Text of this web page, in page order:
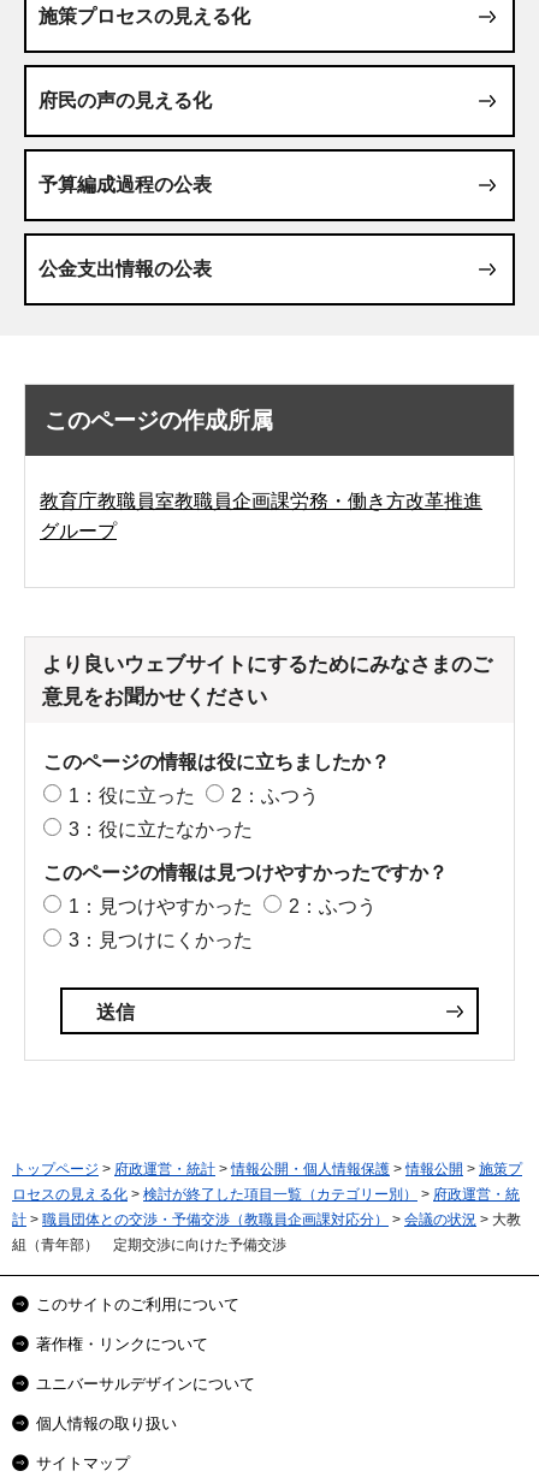
施策プロセスの見える化
府民の声の見える化
予算編成過程の公表
公金支出情報の公表
このページの作成所属
教育庁教職員室教職員企画課労務・働き方改革推進
グループ
より良いウェブサイトにするためにみなさまのご
意見をお聞かせください
このページの情報は役に立ちましたか？
1：役に立った
2：ふつう
3：役に立たなかった
このページの情報は見つけやすかったですか？
1：見つけやすかった
2：ふつう
3：見つけにくかった
トップページ > 府政運営・統計 >情報公開・個人情報保護 >情報公開 > 施策プ
ロセスの見える化 > 検討が終了した項目一覧（カテゴリー別） > 府政運営・統
計 > 職員団体との交渉・予備交渉（教職員企画課対応分） > 会議の状況 > 大教
組（青年部） 定期交渉に向けた予備交渉
このサイトのご利用について
著作権・リンクについて
ユニバーサルデザインについて
個人情報の取り扱い
サイトマップ